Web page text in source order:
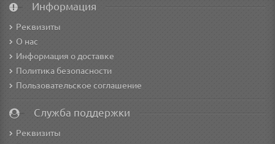
Информация
Реквизиты
О нас
Информация о доставке
Политика безопасности
Пользовательское соглашение
Служба поддержки
Реквизиты